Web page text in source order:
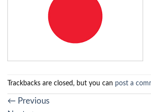
Trackbacks are closed, but you can post a
← Previous